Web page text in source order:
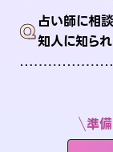
Q占い師に相
知人に知ら
準